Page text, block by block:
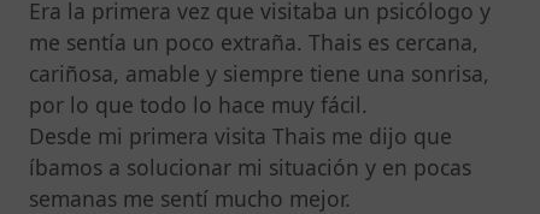
Era la primera vez que visitaba un psicólogo y
me sentía un poco extraña. Thais es cercana,
cariñosa, amable y siempre tiene una sonrisa,
por lo que todo lo hace muy fácil.
Desde mi primera visita Thais me dijo que
íbamos a solucionar mi situación y en pocas
semanas me sentí mucho mejor.